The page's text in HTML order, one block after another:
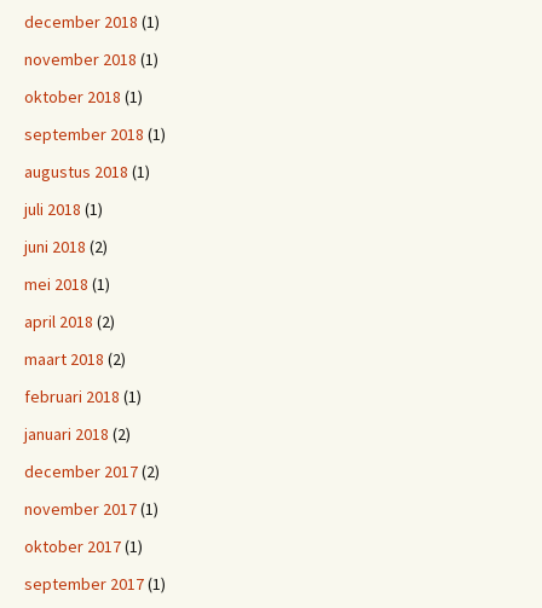
december 2018 (1)
november 2018 (1)
oktober 2018 (1)
september 2018 (1)
augustus 2018 (1)
juli 2018 (1)
juni 2018 (2)
mei 2018 (1)
april 2018 (2)
maart 2018 (2)
februari 2018 (1)
januari 2018 (2)
december 2017(2)
november 2017(1)
oktober 2017(1)
september 2017(1)